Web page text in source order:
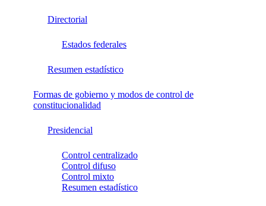
Directorial
Estados federales
Resumen estadístico
Formas de gobierno y modos de control de
constitucionalidad
Presidencial
Control centralizado
Control difuso
Control mixto
Resumen estadístico